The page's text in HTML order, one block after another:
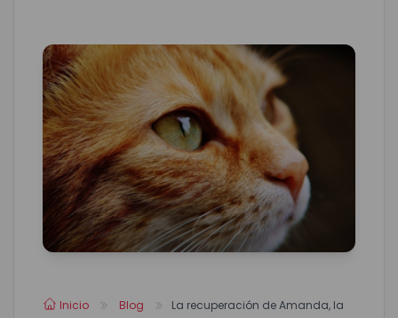
Inicio Blog
La recuperación de Amanda, la